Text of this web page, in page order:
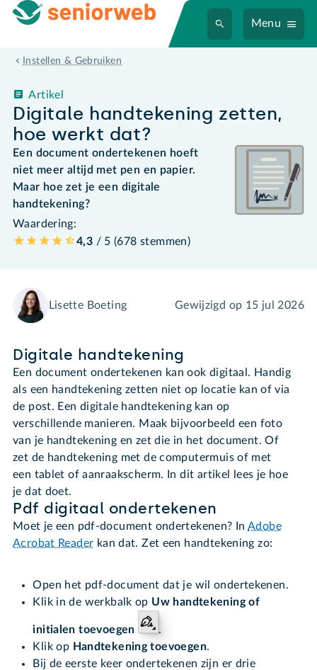
Menu
Instellen & Gebruiken
Digitale handtekening zetten,
hoe werkt dat?
Artikel
Een document ondertekenen hoeft
niet meer altijd met pen en papier.
Maar hoe zet je een digitale
handtekening?
Waardering:
4,3 / 5 (678 stemmen)
Lisette Boeting Gewijzigd op 15 jul 2026
Digitale handtekening
Een document ondertekenen kan ook digitaal. Handig
als een handtekening zetten niet op locatie kan of via
de post. Een digitale handtekening kan op
verschillende manieren. Maak bijvoorbeeld een foto
van je handtekening en zet die in het document. Of
zet de handtekening met de computermuis of met
een tablet of aanraakscherm. In dit artikel lees je hoe
je dat doet.
Pdf digitaal ondertekenen
Moet je een pdf-document ondertekenen? InAdobe
Acrobat Reader kan dat. Zet een handtekening zo:
Open het pdf-document dat je wil ondertekenen.
Klik in de werkbalk op Uw handtekening of
initialen toevoegen
.
Klik op Handtekening toevoegen.
Bij de eerste keer ondertekenen zijn er drie